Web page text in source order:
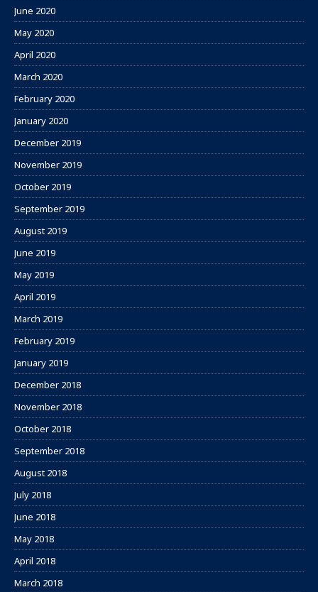
June 2020
May 2020
April 2020
March 2020
February 2020
January 2020
December 2019
November 2019
October 2019
September 2019
August 2019
June 2019
May 2019
April 2019
March 2019
February 2019
January 2019
December 2018
November 2018
October 2018
September 2018
August 2018
July 2018
June 2018
May 2018
April 2018
March 2018